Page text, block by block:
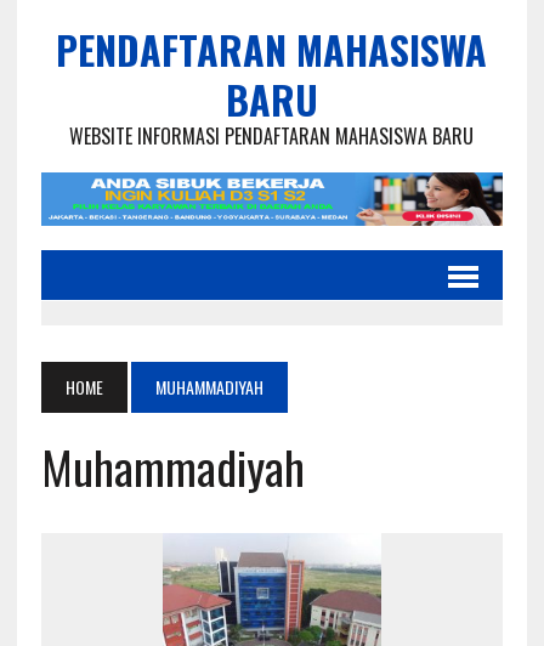
PENDAFTARAN MAHASISWA
BARU
WEBSITE INFORMASI PENDAFTARAN MAHASISWA BARU
HOME MUHAMMADIYAH
Muhammadiyah